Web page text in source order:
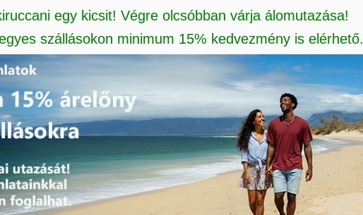
egy kicsit! Végre olcsóbban várja álomutazása!
szállásokon minimum 15% kedvezmény is elérhető.